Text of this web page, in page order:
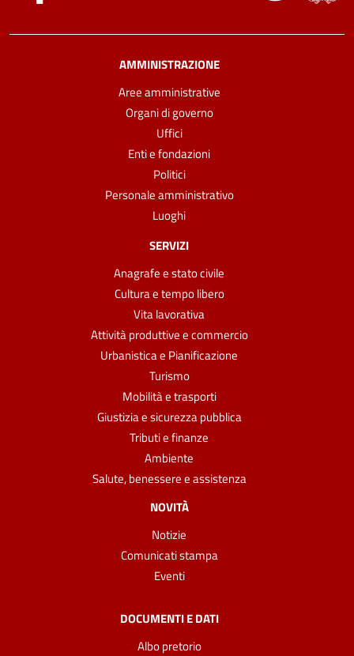
AMMINISTRAZIONE
Aree amministrative
Organi di governo
Uffici
Enti e fondazioni
Politici
Personale amministrativo
Luoghi
SERVIZI
Anagrafe e stato civile
Cultura e tempo libero
Vita lavorativa
Attività produttive e commercio
Urbanistica e Pianificazione
Turismo
Mobilità e trasporti
Giustizia e sicurezza pubblica
Tributi e finanze
Ambiente
Salute, benessere e assistenza
NOVITÀ
Notizie
Comunicati stampa
Eventi
DOCUMENTI E DATI
Albo pretorio